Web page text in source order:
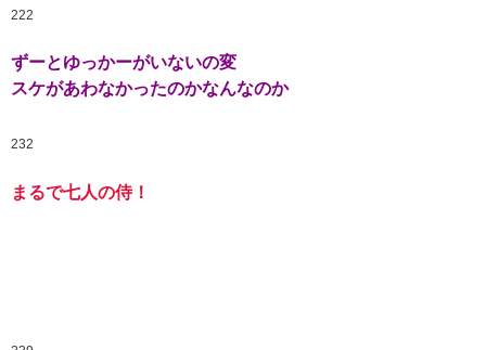
222
ずーとゆっかーがいないの変
スケがあわなかったのかなんなのか
232
まるで七人の侍！